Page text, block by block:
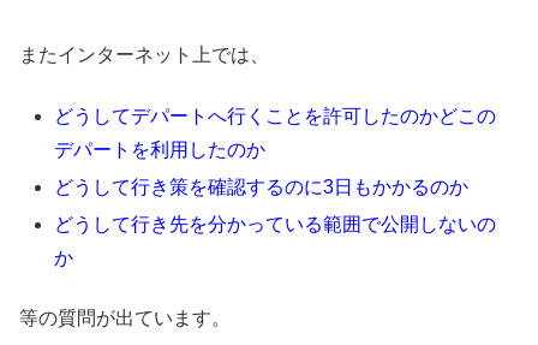
またインターネット上では、
どうしてデパートへ行くことを許可したのかどこの
デパートを利用したのか
どうして行き策を確認するのに3日もかかるのか
どうして行き先を分かっている範囲で公開しないの
か
等の質問が出ています。